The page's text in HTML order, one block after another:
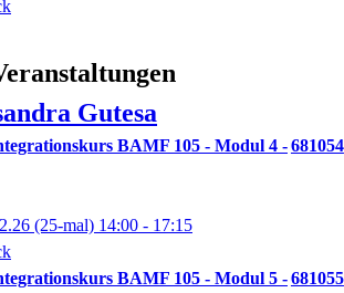
Gutesa
BAMF 105 - Modul 4 -681054
(25-mal) 14:00 - 17:15
BAMF 105 - Modul 5 -681055